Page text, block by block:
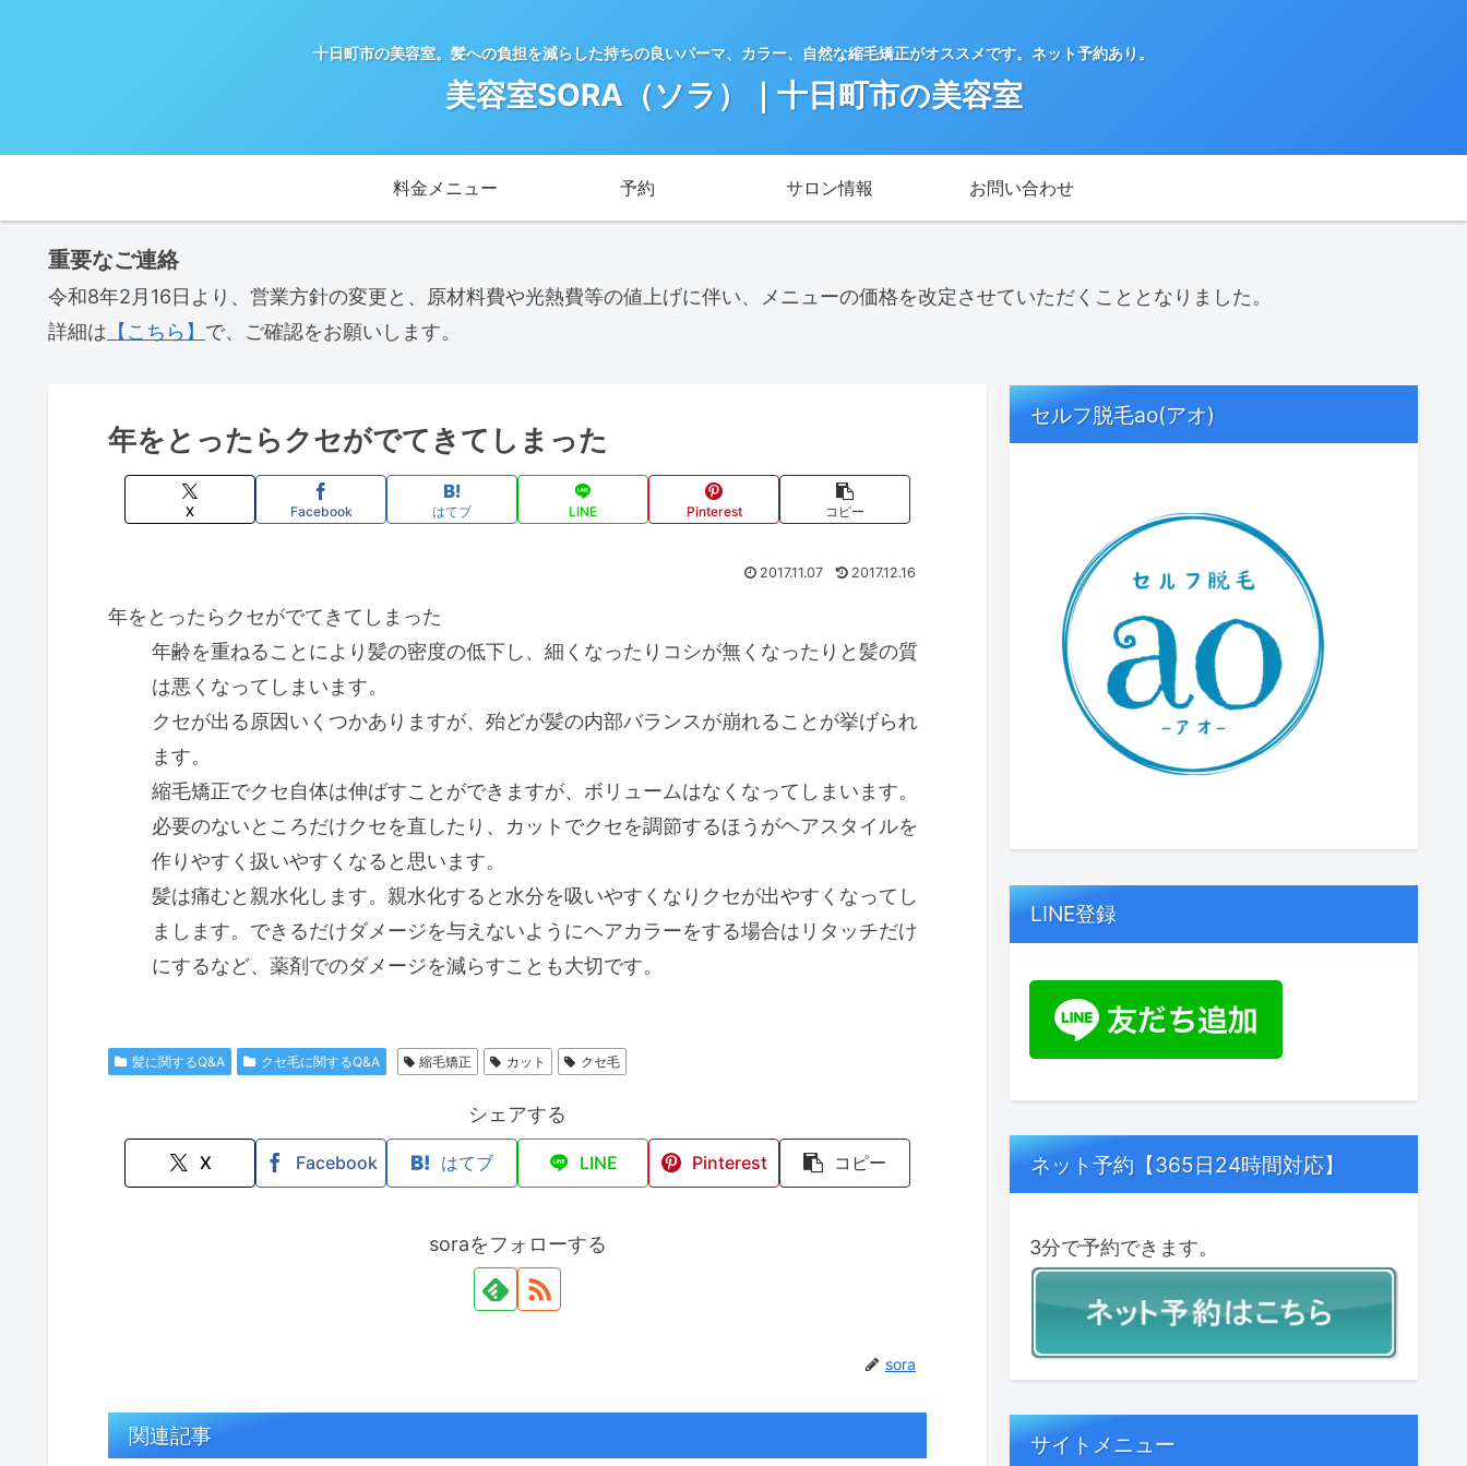
十日町市の美容室。髪への負担を減らした持ちの良いパーマ、カラー、自然な縮毛矯正がオススメです。ネット予約あり。
美容室SORA（ソラ）｜十日町市の美容室
料金メニュー 予約 サロン情報 お問い合わせ
重要なご連絡
令和8年2月16日より、営業方針の変更と、原材料費や光熱費等の値上げに伴い、メニューの価格を改定させていただくこととなりました。
詳細は 【こちら】 で、ご確認をお願いします。
年をとったらクセがでてきてしまった
X Facebook はてブ LINE Pinterest コピー
2017.11.07 2017.12.16
年をとったらクセがでてきてしまった
年齢を重ねることにより髪の密度の低下し、細くなったりコシが無くなったりと髪の質
は悪くなってしまいます。
クセが出る原因いくつかありますが、殆どが髪の内部バランスが崩れることが挙げられ
ます。
縮毛矯正でクセ自体は伸ばすことができますが、ボリュームはなくなってしまいます。
必要のないところだけクセを直したり、カットでクセを調節するほうがヘアスタイルを
作りやすく扱いやすくなると思います。
髪は痛むと親水化します。親水化すると水分を吸いやすくなりクセが出やすくなってし
まします。できるだけダメージを与えないようにヘアカラーをする場合はリタッチだけ
にするなど、薬剤でのダメージを減らすことも大切です。
髪に関するQ&A クセ毛に関するQ&A 縮毛矯正 カット クセ毛
シェアする
X Facebook はてブ LINE Pinterest コピー
soraをフォローする
sora
関連記事
セルフ脱毛ao(アオ)
LINE登録
ネット予約【365日24時間対応】
3分で予約できます。
サイトメニュー